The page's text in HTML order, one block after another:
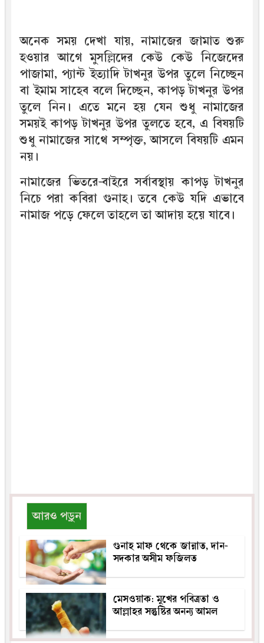
অনেক সময় দেখা যায়, নামাজের জামাত শুরু
হওয়ার আগে মুসল্লিদের কেউ কেউ নিজেদের
পাজামা, প্যান্ট ইত্যাদি টাখনুর উপর তুলে নিচ্ছেন
বা ইমাম সাহেব বলে দিচ্ছেন, কাপড় টাখনুর উপর
তুলে নিন। এতে মনে হয় যেন শুধু নামাজের
সময়ই কাপড় টাখনুর উপর তুলতে হবে, এ বিষয়টি
শুধু নামাজের সাথে সম্পৃক্ত, আসলে বিষয়টি এমন
নয়।
নামাজের ভিতরে-বাইরে সর্বাবস্থায় কাপড় টাখনুর
নিচে পরা কবিরা গুনাহ। তবে কেউ যদি এভাবে
নামাজ পড়ে ফেলে তাহলে তা আদায় হয়ে যাবে।
আরও পড়ুন
গুনাহ মাফ থেকে জান্নাত, দান-
সদকার অসীম ফজিলত
মেসওয়াক: মুখের পবিত্রতা ও
আল্লাহর সন্তুষ্টির অনন্য আমল